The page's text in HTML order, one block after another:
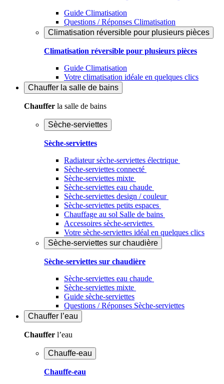
Guide Climatisation
Questions / Réponses Climatisation
Climatisation réversible pour plusieurs pièces
Climatisation réversible pour plusieurs pièces
Guide Climatisation
Votre climatisation idéale en quelques clics
Chauffer la salle de bains
Chauffer la salle de bains
Sèche-serviettes
Sèche-serviettes
Radiateur sèche-serviettes électrique
Sèche-serviettes connecté
Sèche-serviettes mixte
Sèche-serviettes eau chaude
Sèche-serviettes design / couleur
Sèche-serviettes petits espaces
Chauffage au sol Salle de bains
Accessoires sèche-serviettes
Votre sèche-serviettes idéal en quelques clics
Sèche-serviettes sur chaudière
Sèche-serviettes sur chaudière
Sèche-serviettes eau chaude
Sèche-serviettes mixte
Guide sèche-serviettes
Questions / Réponses Sèche-serviettes
Chauffer l’eau
Chauffer l’eau
Chauffe-eau
Chauffe-eau